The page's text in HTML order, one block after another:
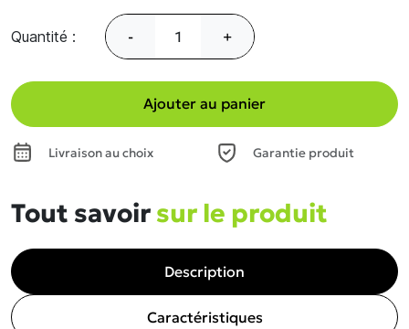
Quantité : - +
Ajouter au panier
Livraison au choix Garantie produit
Tout savoir sur le produit
Description
Caractéristiques